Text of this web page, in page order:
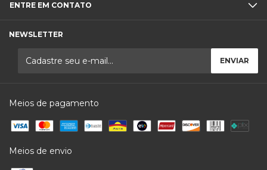
ENTRE EM CONTATO
NEWSLETTER
Meios de pagamento
Meios de envio